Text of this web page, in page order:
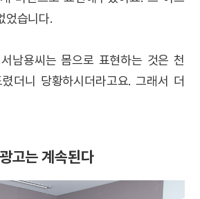
었습니다.
서남용씨는 몸으로 표현하는 것은 천
더니 당황하시더라고요. 그래서 더
고는 계속된다